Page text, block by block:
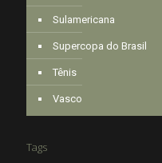
Sulamericana
Supercopa do Brasil
Tênis
Vasco
Tags